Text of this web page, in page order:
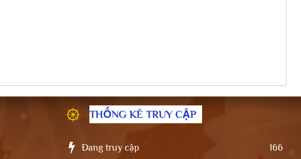
THỐNG KÊ TRUY CẬP
Đang truy cập 166